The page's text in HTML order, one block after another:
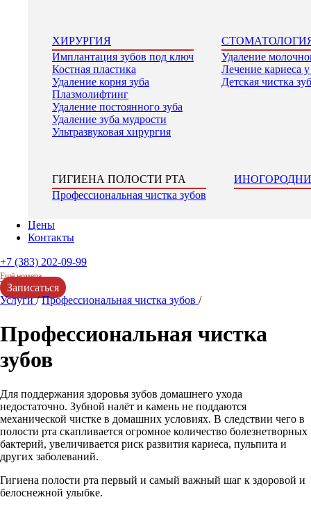
ХИРУРГИЯ
Имплантация зубов под ключ
Костная пластика
Удаление корня зуба
Плазмолифтинг
Удаление постоянного зуба
Удаление зуба мудрости
Ультразвуковая хирургия
Удаление
Лечение кариеса
Детская чистка
ГИГИЕНА ПОЛОСТИ РТА
Профессиональная чистка зубов
Цены
Контакты
+7 (383) 202-09-99
Ещё номера
Записаться
Услуги / Профессиональная чистка зубов /
Профессиональная чистка
зубов
Для поддержания здоровья зубов домашнего ухода
недостаточно. Зубной налёт и камень не поддаются
механической чистке в домашних условиях. В следствии чего в
полости рта скапливается огромное количество болезнетворных
бактерий, увеличивается риск развития кариеса, пульпита и
других заболеваний.
Гигиена полости рта первый и самый важный шаг к здоровой и
белоснежной улыбке.